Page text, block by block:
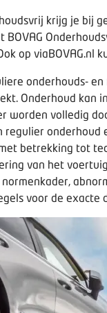
krijg je bij
op viaBOVAG.nl
onderhouds-
Onderhoud kan
worden volledig
betrekking tot
van het
voor de exacte